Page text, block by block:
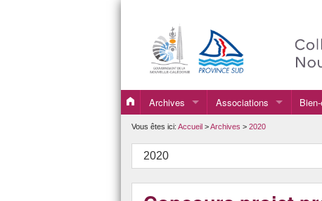
Archives
2019
2020
Associations
Association Sportive
Vous êtes ici: Accueil >Archives > 2020
2020